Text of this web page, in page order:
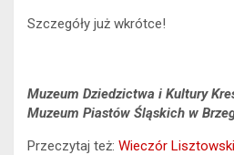
Szczegóły już wkrótce!
Muzeum Dziedzictwa i Kultury
Muzeum Piastów Śląskich w
Przeczytaj też: Wieczór